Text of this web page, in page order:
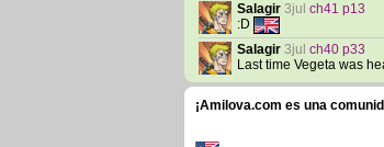
Salagir 3jul ch41 p13
:D
Salagir 3jul ch40 p33
Last time Vegeta was
¡Amilova.com es una